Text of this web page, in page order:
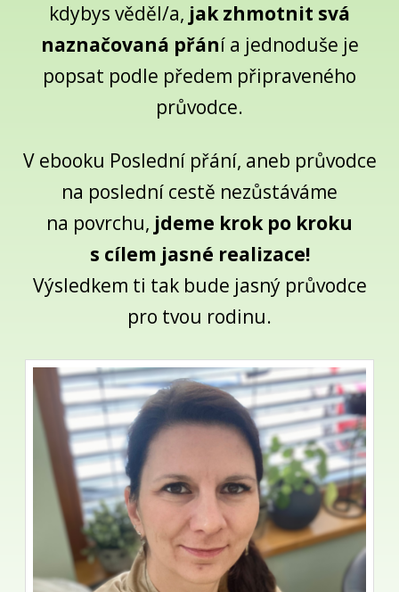
kdybys věděl/a, jak zhmotnit svá
naznačovaná přání a jednoduše je
popsat podle předem připraveného
průvodce.
V ebooku Poslední přání, aneb průvodce
na poslední cestě nezůstáváme
na povrchu, jdeme krok po kroku
s cílem jasné realizace!
Výsledkem ti tak bude jasný průvodce
pro tvou rodinu.